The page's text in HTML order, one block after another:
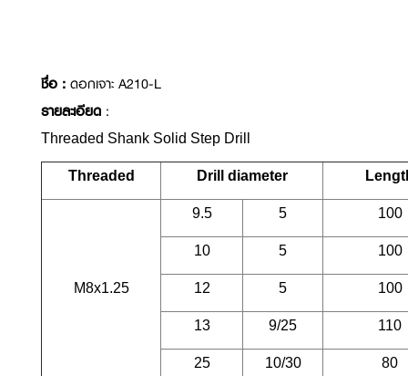
ชื่อ : ดอกเจาะ A210-L
รายละเอียด :
Threaded Shank Solid Step Drill
Threaded Drill diameter
M8x1.25
9.5 5 100
10 5 100
12 5 100
13 9/25 110
25 10/30 80